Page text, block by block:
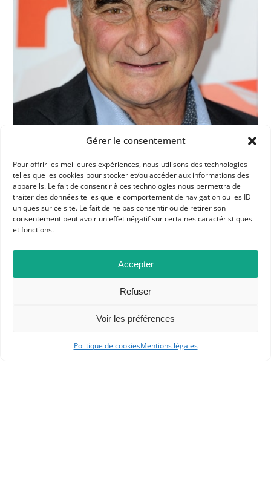
Gérer le consentement
Pour offrir les meilleures expériences, nous utilisons des technologies
telles que les cookies pour stocker et/ou accéder aux informations des
appareils. Le fait de consentir à ces technologies nous permettra de
traiter des données telles que le comportement de navigation ou les ID
uniques sur ce site. Le fait de ne pas consentir ou de retirer son
consentement peut avoir un effet négatif sur certaines caractéristiques
et fonctions.
Accepter
Refuser
Voir les préférences
Politique de cookiesMentions légales
Dans les catégories
ACTUALITÉS